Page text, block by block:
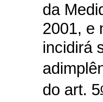
da
2001, e
incidirá
do art. 5